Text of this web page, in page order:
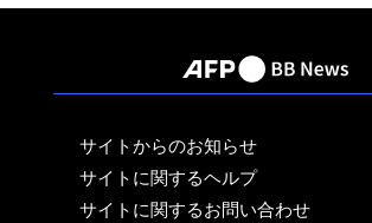
サイトからのお知らせ
サイトに関するヘルプ
サイトに関するお問い合わせ